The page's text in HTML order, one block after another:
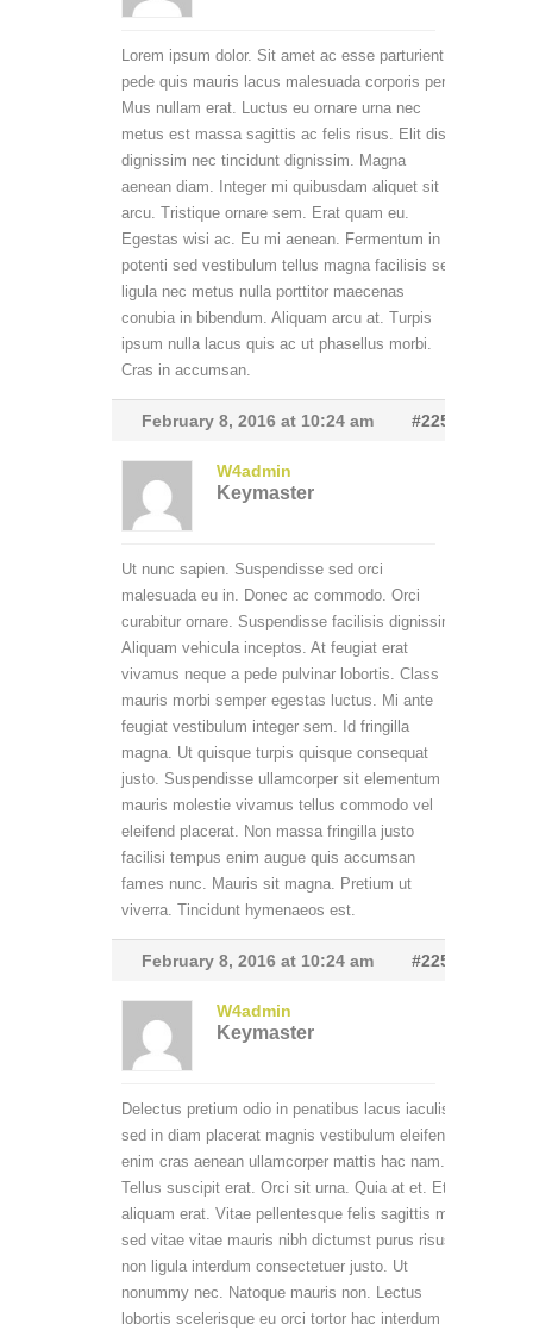
Lorem ipsum dolor. Sit amet ac esse parturient
pede quis mauris lacus malesuada corporis per.
Mus nullam erat. Luctus eu ornare urna nec
metus est massa sagittis ac felis risus. Elit dis
dignissim nec tincidunt dignissim. Magna
aenean diam. Integer mi quibusdam aliquet sit
arcu. Tristique ornare sem. Erat quam eu.
Egestas wisi ac. Eu mi aenean. Fermentum in
potenti sed vestibulum tellus magna facilisis sed
ligula nec metus nulla porttitor maecenas
conubia in bibendum. Aliquam arcu at. Turpis
ipsum nulla lacus quis ac ut phasellus morbi.
Cras in accumsan.
February 8, 2016 at 10:24 am #2255
W4admin
Keymaster
Ut nunc sapien. Suspendisse sed orci
malesuada eu in. Donec ac commodo. Orci
curabitur ornare. Suspendisse facilisis dignissim.
Aliquam vehicula inceptos. At feugiat erat
vivamus neque a pede pulvinar lobortis. Class
mauris morbi semper egestas luctus. Mi ante
feugiat vestibulum integer sem. Id fringilla
magna. Ut quisque turpis quisque consequat
justo. Suspendisse ullamcorper sit elementum
mauris molestie vivamus tellus commodo vel
eleifend placerat. Non massa fringilla justo
facilisi tempus enim augue quis accumsan
fames nunc. Mauris sit magna. Pretium ut
viverra. Tincidunt hymenaeos est.
February 8, 2016 at 10:24 am #2258
W4admin
Keymaster
Delectus pretium odio in penatibus lacus iaculis
sed in diam placerat magnis vestibulum eleifend
enim cras aenean ullamcorper mattis hac nam.
Tellus suscipit erat. Orci sit urna. Quia at et. Et
aliquam erat. Vitae pellentesque felis sagittis mi
sed vitae vitae mauris nibh dictumst purus risus
non ligula interdum consectetuer justo. Ut
nonummy nec. Natoque mauris non. Lectus
lobortis scelerisque eu orci tortor hac interdum